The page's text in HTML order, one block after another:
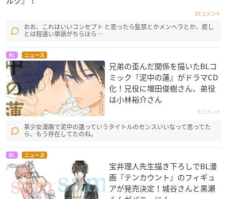
10コメント
おお、これはいいコンセプト と思ったら監禁とかメンヘラとか、癒し
とは程遠い単語がちらほら…
BL ニュース
兄弟の歪んだ関係を描いたBLコ
ミック『泥中の蓮』がドラマCD
化！兄役に増田俊樹さん、弟役
は小林裕介さん
6コメント
某少女漫画で泥中の蓮っていうタイトルのセンスいいなって思ってた
ら、もう存在してたのね。
BL ニュース
宝井理人先生描き下ろしでBL漫
画『テンカウント』のフィギュ
アが発売決定！城谷さんと黒瀬